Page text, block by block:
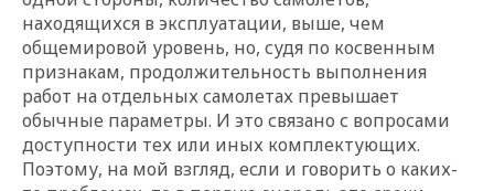
находящихся в эксплуатации, выше, чем
общемировой уровень, но, судя по косвенным
признакам, продолжительность выполнения
работ на отдельных самолетах превышает
обычные параметры. И это связано с вопросами
доступности тех или иных комплектующих.
Поэтому, на мой взгляд, если и говорить о каких-